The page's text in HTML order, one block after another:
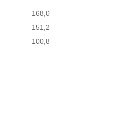
168,0
151,2
100,8